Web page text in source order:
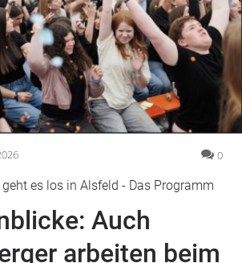
0
es los in Alsfeld - Das Programm
Auch
arbeiten beim